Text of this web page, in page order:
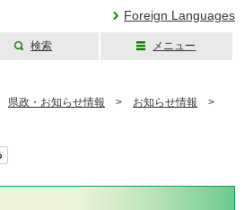
Foreign Languages
検索 メニュー
県政・お知らせ情報 > お知らせ情報 >